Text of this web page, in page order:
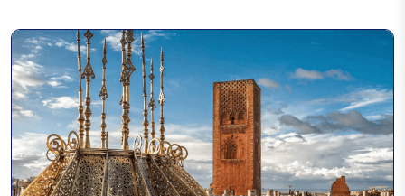
Caftan